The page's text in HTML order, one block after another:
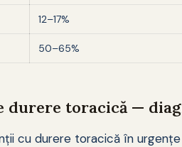
12–17%
50–65%
durere toracică —
cu durere toracică în